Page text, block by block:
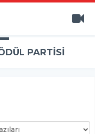
PARTİSİ